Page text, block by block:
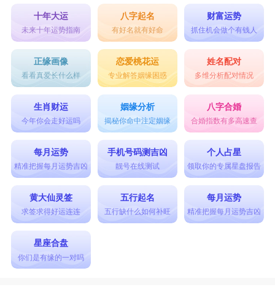
十年大运
未来十年运势指南
八字起名
有好名就有好命
财富运势
抓住机会做个有钱人
正缘画像
看看真爱长什么样
恋爱桃花运
专业解答姻缘困惑
姓名配对
多维分析配对情况
生肖财运
今年你会走好运吗
姻缘分析
揭秘你命中注定姻缘
八字合婚
合婚指数有多高速查
每月运势
精准把握每月运势吉凶
手机号码测吉凶
靓号在线测试
个人占星
领取你的专属星盘报告
黄大仙灵签
求签求得好运连连
五行起名
五行缺什么如何补旺
每月运势
精准把握每月运势吉凶
星座合盘
你们是有缘的一对吗